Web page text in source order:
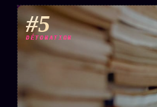
#5
DÉTONATION